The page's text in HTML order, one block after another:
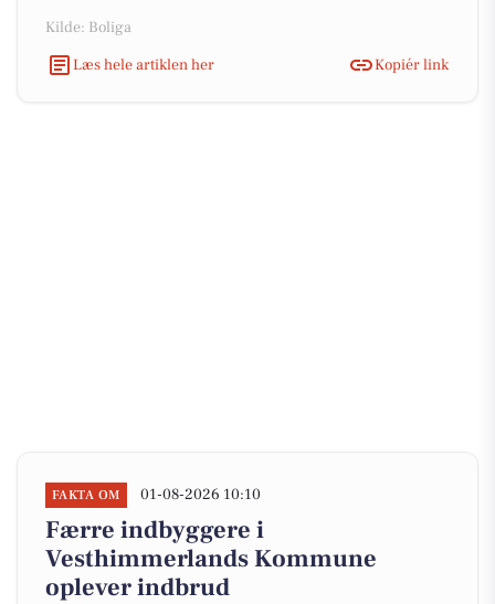
Kilde: Boliga
Læs hele artiklen her
Kopiér link
FAKTA OM 01-08-2026 10:10
Færre indbyggere i
Vesthimmerlands Kommune
oplever indbrud